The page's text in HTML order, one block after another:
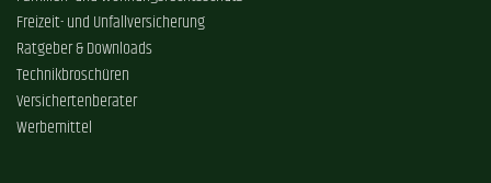
Freizeit- und Unfallversicherung
Ratgeber & Downloads
Technikbroschüren
Versichertenberater
Werbemittel